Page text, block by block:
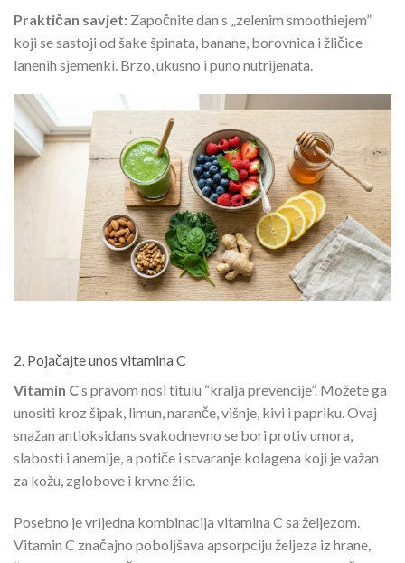
Praktičan savjet: Započnite dan s „zelenim smoothiejem”
koji se sastoji od šake špinata, banane, borovnica i žličice
lanenih sjemenki. Brzo, ukusno i puno nutrijenata.
2. Pojačajte unos vitamina C
Vitamin Cs pravom nosi titulu “kralja prevencije”. Možete ga
unositi kroz šipak, limun, naranče, višnje, kivi i papriku. Ovaj
snažan antioksidans svakodnevno se bori protiv umora,
slabosti i anemije, a potiče i stvaranje kolagena koji je važan
za kožu, zglobove i krvne žile.
Posebno je vrijedna kombinacija vitamina C sa željezom.
Vitamin C značajno poboljšava apsorpciju željeza iz hrane,